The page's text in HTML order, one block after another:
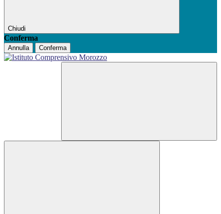
Chiudi
Conferma
Annulla Conferma